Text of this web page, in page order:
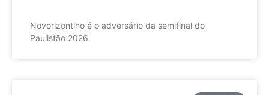
Novorizontino é o adversário da semifinal do
Paulistão 2026.